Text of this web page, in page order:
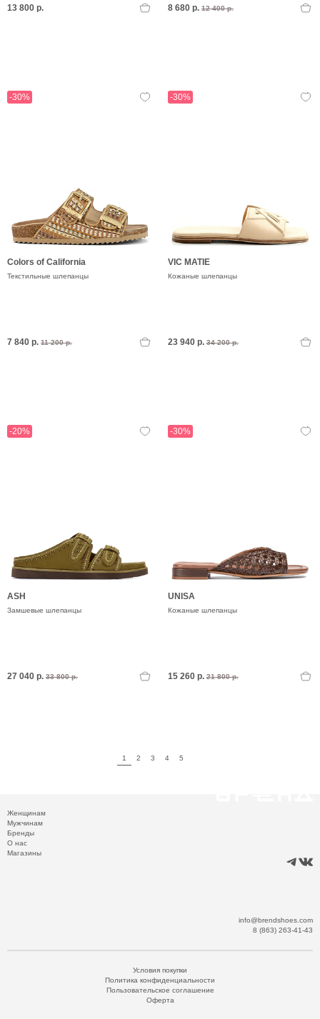
13 800 р. 8 680 р. 12 400 р.
-30%
Colors of California
Текстильные шлепанцы
7 840 р. 11 200 р.
-30%
VIC MATIE
Кожаные шлепанцы
23 940 р. 34 200 р.
-20%
ASH
Замшевые шлепанцы
27 040 р. 33 800 р.
-30%
UNISA
Кожаные шлепанцы
15 260 р. 21 800 р.
1 2 3 4 5
Женщинам
Мужчинам
Бренды
О нас
Магазины
info@brendshoes.com
8 (863) 263-41-43
Условия покупки
Политика конфиденциальности
Пользовательское соглашение
Оферта